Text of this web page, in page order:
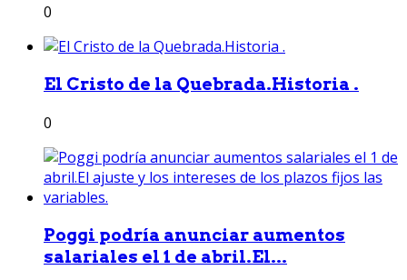
0
El Cristo de la Quebrada.Historia .
0
Poggi podría anunciar aumentos
salariales el 1 de abril.El...